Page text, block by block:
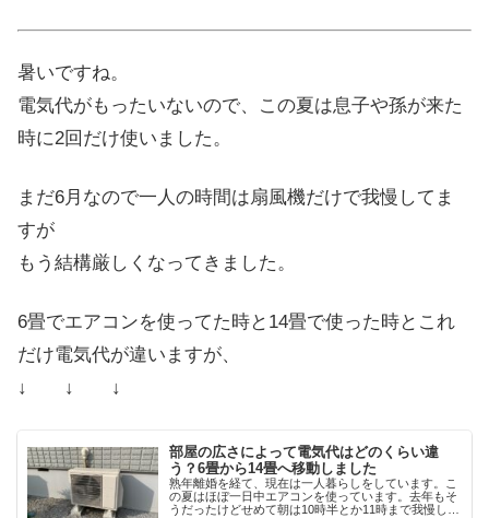
暑いですね。
電気代がもったいないので、この夏は息子や孫が来た
時に2回だけ使いました。
まだ6月なので一人の時間は扇風機だけで我慢してま
すが
もう結構厳しくなってきました。
6畳でエアコンを使ってた時と14畳で使った時とこれ
だけ電気代が違いますが、
↓ ↓ ↓
部屋の広さによって電気代はどのくらい違
う？6畳から14畳へ移動しました
熟年離婚を経て、現在は一人暮らしをしています。こ
の夏はほぼ一日中エアコンを使っています。去年もそ
うだったけどせめて朝は10時半とか11時まで我慢して